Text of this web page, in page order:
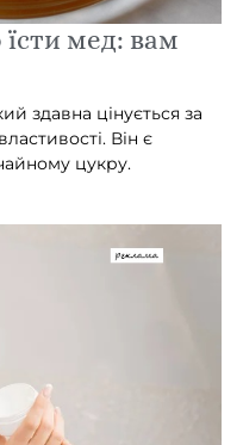
мед: вам
здавна цінується за
Він є
цукру.